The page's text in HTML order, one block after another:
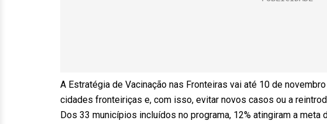
A Estratégia de Vacinação nas Fronteiras vai até 10 de
cidades fronteiriças e, com isso, evitar novos casos ou a
Dos 33 municípios incluídos no programa, 12% atingiram a